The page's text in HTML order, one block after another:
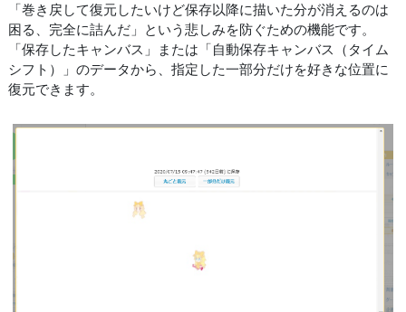
「巻き戻して復元したいけど保存以降に描いた分が消えるのは
困る、完全に詰んだ」という悲しみを防ぐための機能です。
「保存したキャンバス」または「自動保存キャンバス（タイム
シフト）」のデータから、指定した一部分だけを好きな位置に
復元できます。